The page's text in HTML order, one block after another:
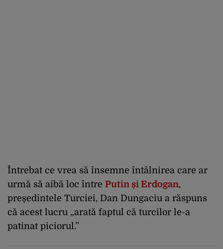
Întrebat ce vrea să însemne întâlnirea care ar
urmă să aibă loc între Putin și Erdogan,
președintele Turciei, Dan Dungaciu a răspuns
că acest lucru „arată faptul că turcilor le-a
patinat piciorul.”